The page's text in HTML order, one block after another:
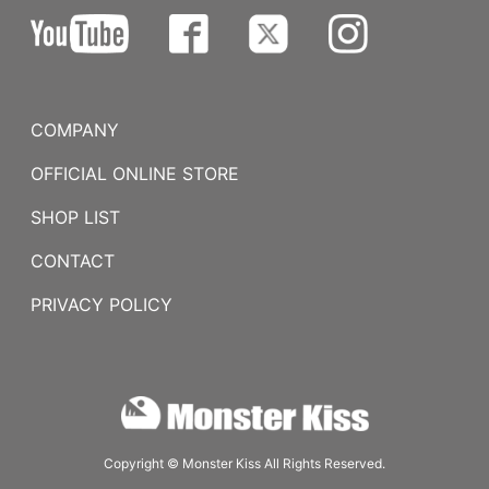
COMPANY
OFFICIAL ONLINE STORE
SHOP LIST
CONTACT
PRIVACY POLICY
Copyright © Monster Kiss All Rights Reserved.